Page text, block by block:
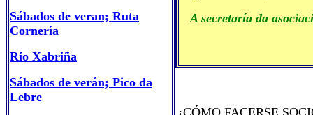
Sábados de veran; Ruta
Cornería
Rio Xabriña
Sábados de verán; Pico da
Lebre
A secretaría da
¿CÓMO FACERSE